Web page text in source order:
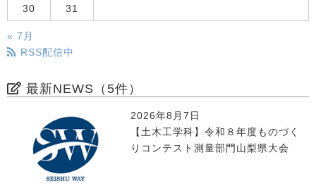
30 31
« 7月
RSS配信中
最新NEWS（5件）
2026年8月7日
【土木工学科】令和８年度ものづく
りコンテスト測量部門山梨県大会